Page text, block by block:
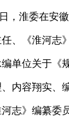
淮委在安徽
、《淮河志
位关于《规
内容翔实、
志》编纂委